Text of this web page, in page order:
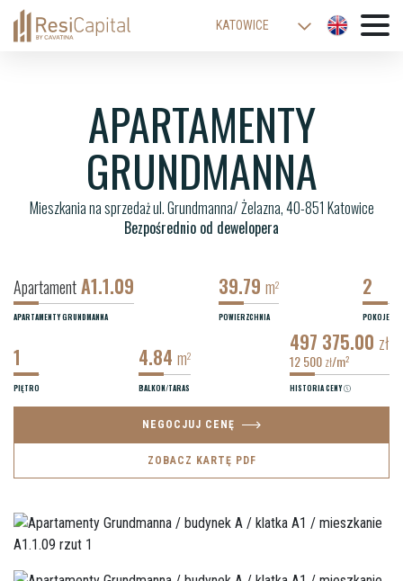
KATOWICE
WROCŁAW
KRAKÓW
BIELSKO-BIAŁA
APARTAMENTY
GRUNDMANNA
Mieszkania na sprzedaż ul. Grundmanna/ Żelazna, 40-851 Katowice
Bezpośrednio od dewelopera
APARTAMENTY GRUNDMANNA
ApartamentA1.1.09
POWIERZCHNIA
39.79 m2
POKOJE
2
PIĘTRO
1
BALKON/TARAS
4.84 m2
HISTORIA CENY
497 375.00 zł
12 500 zł/m2
NEGOCJUJ CENĘ
ZOBACZ KARTĘ PDF